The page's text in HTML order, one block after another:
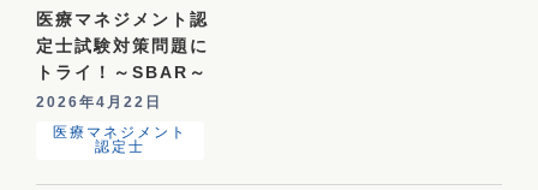
医療マネジメント認
定士試験対策問題に
トライ！～SBAR～
2026年4月22日
医療マネジメント
認定士